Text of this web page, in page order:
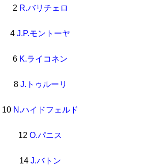
2 R.バリチェロ
4 J.P.モントーヤ
6 K.ライコネン
8 J.トゥルーリ
10 N.ハイドフェルド
12 O.パニス
14 J.バトン